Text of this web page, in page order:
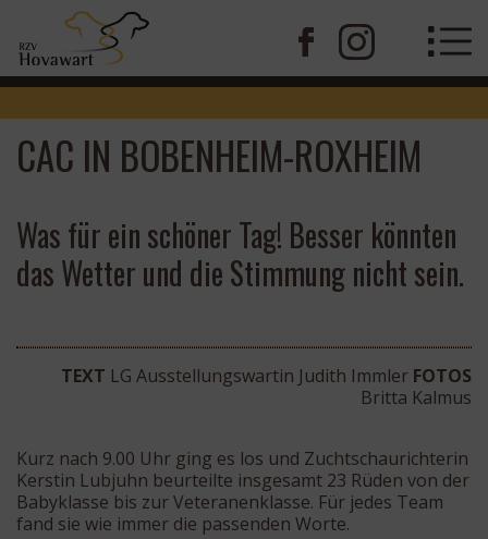
CAC IN BOBENHEIM-ROXHEIM
Was für ein schöner Tag! Besser könnten
das Wetter und die Stimmung nicht sein.
TEXT LG Ausstellungswartin Judith Immler FOTOS
Britta Kalmus
Kurz nach 9.00 Uhr ging es los und Zuchtschaurichterin
Kerstin Lubjuhn beurteilte insgesamt 23 Rüden von der
Babyklasse bis zur Veteranenklasse. Für jedes Team
fand sie wie immer die passenden Worte.